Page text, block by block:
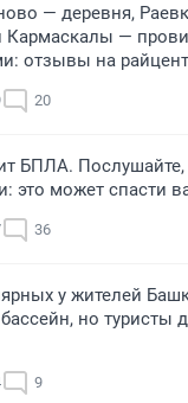
— деревня,
—
отзывы на
20
БПЛА.
это может спасти
36
у жителей
но туристы
9